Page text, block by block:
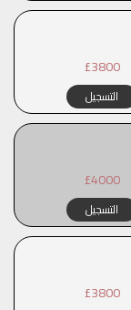
£3800
التسجيل
£4000
التسجيل
£3800